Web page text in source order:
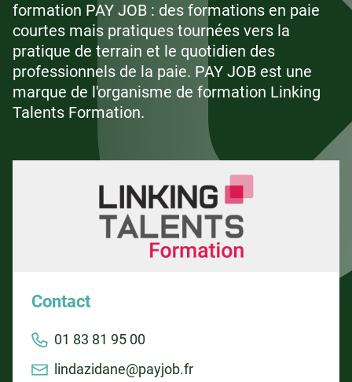
formation PAY JOB : des formations en paie
courtes mais pratiques tournées vers la
pratique de terrain et le quotidien des
professionnels de la paie. PAY JOB est une
marque de l'organisme de formation Linking
Talents Formation.
Contact
01 83 81 95 00
lindazidane@payjob.fr